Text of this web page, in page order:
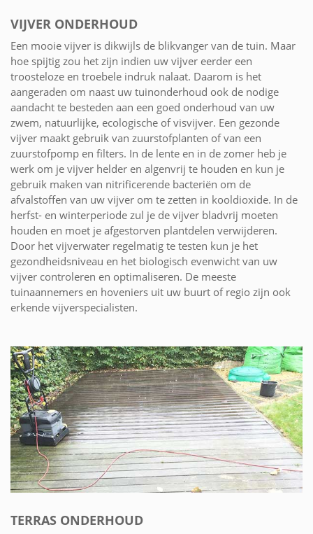
VIJVER ONDERHOUD
Een mooie vijver is dikwijls de blikvanger van de tuin. Maar
hoe spijtig zou het zijn indien uw vijver eerder een
troosteloze en troebele indruk nalaat. Daarom is het
aangeraden om naast uw tuinonderhoud ook de nodige
aandacht te besteden aan een goed onderhoud van uw
zwem, natuurlijke, ecologische of visvijver. Een gezonde
vijver maakt gebruik van zuurstofplanten of van een
zuurstofpomp en filters. In de lente en in de zomer heb je
werk om je vijver helder en algenvrij te houden en kun je
gebruik maken van nitrificerende bacteriën om de
afvalstoffen van uw vijver om te zetten in kooldioxide. In de
herfst- en winterperiode zul je de vijver bladvrij moeten
houden en moet je afgestorven plantdelen verwijderen.
Door het vijverwater regelmatig te testen kun je het
gezondheidsniveau en het biologisch evenwicht van uw
vijver controleren en optimaliseren. De meeste
tuinaannemers en hoveniers uit uw buurt of regio zijn ook
erkende vijverspecialisten.
TERRAS ONDERHOUD